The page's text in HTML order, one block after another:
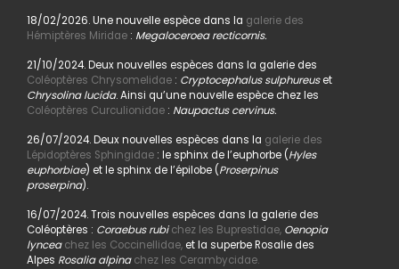
18/02/2026. Une nouvelle espèce dans la galerie des
Hémiptères Miridae: Megaloceroea recticornis.
21/10/2024. Deux nouvelles espèces dans la galerie des
Coléoptères Chrysomelidae: Cryptocephalus sulphureuset
Chrysolina lucida. Ainsi qu’une nouvelle espèce chez les
Coléoptères Curculionidae : Naupactus cervinus.
26/07/2024. Deux nouvelles espèces dans la galerie des
Lépidoptères Sphingidae: le sphinx de l’euphorbe (Hyles
euphorbiae) et le sphinx de l’épilobe (Proserpinus
proserpina).
16/07/2024. Trois nouvelles espèces dans la galerie des
Coléoptères : Coraebus rubi chez les Buprestidae, Oenopia
lyncea chez les Coccinellidae,et la superbe Rosalie des
Alpes Rosalia alpina chez les Cerambycidae.